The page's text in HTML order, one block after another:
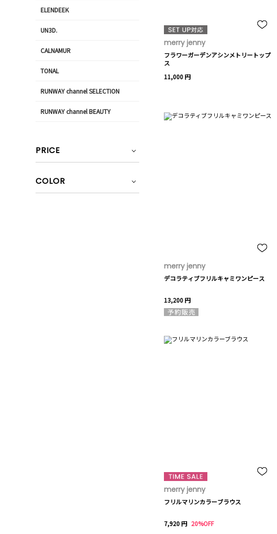
merry jenny
フラワーガーデンアシンメトリートップ
ス
11,000 円
merry jenny
デコラティブフリルキャミワンピース
13,200 円
merry jenny
フリルマリンカラーブラウス
7,920 円 20%OFF
ELENDEEK
UN3D.
CALNAMUR
TONAL
RUNWAY channel SELECTION
RUNWAY channel BEAUTY
PRICE
COLOR